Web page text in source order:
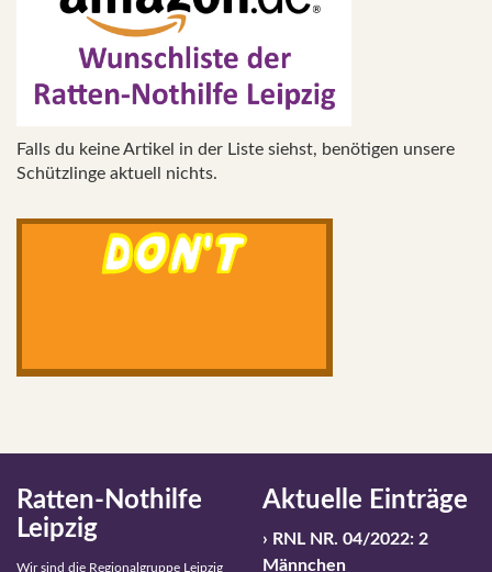
Falls du keine Artikel in der Liste siehst, benötigen unsere
Schützlinge aktuell nichts.
Ratten-Nothilfe
Leipzig
Wir sind die Regionalgruppe Leipzig
Aktuelle Einträge
RNL NR. 04/2022: 2
Männchen